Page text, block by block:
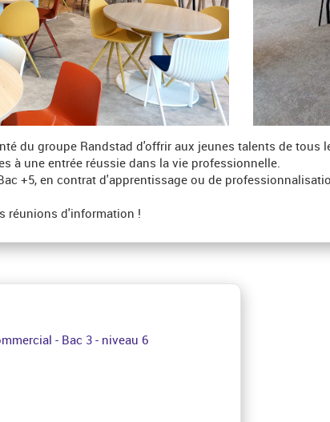
du groupe Randstad d'offrir aux jeunes talents de
à une entrée réussie dans la vie professionnelle.
+5, en contrat d'apprentissage ou de
réunions d'information !
- Bac 3 - niveau 6